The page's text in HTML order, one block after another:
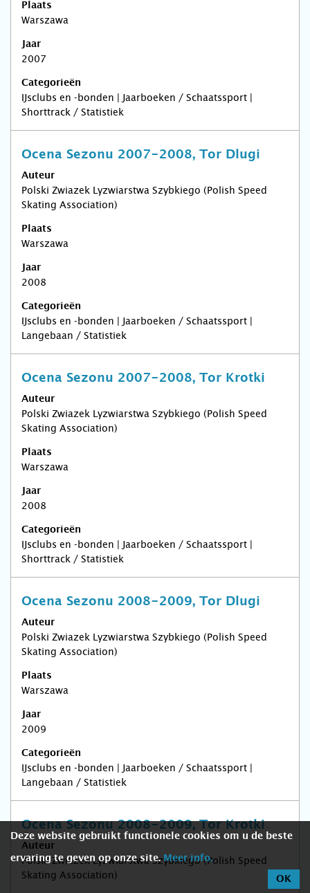
Plaats
Warszawa
Jaar
2007
Categorieën
IJsclubs en -bonden | Jaarboeken / Schaatssport |
Shorttrack / Statistiek
Ocena Sezonu 2007-2008, Tor Dlugi
Auteur
Polski Zwiazek Lyzwiarstwa Szybkiego (Polish Speed
Skating Association)
Plaats
Warszawa
Jaar
2008
Categorieën
IJsclubs en -bonden | Jaarboeken / Schaatssport |
Langebaan / Statistiek
Ocena Sezonu 2007-2008, Tor Krotki
Auteur
Polski Zwiazek Lyzwiarstwa Szybkiego (Polish Speed
Skating Association)
Plaats
Warszawa
Jaar
2008
Categorieën
IJsclubs en -bonden | Jaarboeken / Schaatssport |
Shorttrack / Statistiek
Ocena Sezonu 2008-2009, Tor Dlugi
Auteur
Polski Zwiazek Lyzwiarstwa Szybkiego (Polish Speed
Skating Association)
Plaats
Warszawa
Jaar
2009
Categorieën
IJsclubs en -bonden | Jaarboeken / Schaatssport |
Langebaan / Statistiek
Ocena Sezonu 2008-2009, Tor Krotki
Auteur
Polski Zwiazek Lyzwiarstwa Szybkiego (Polish Speed
Skating Association)
Deze website gebruikt functionele cookies om u de beste
ervaring te geven op onze site.Meer info.
OK